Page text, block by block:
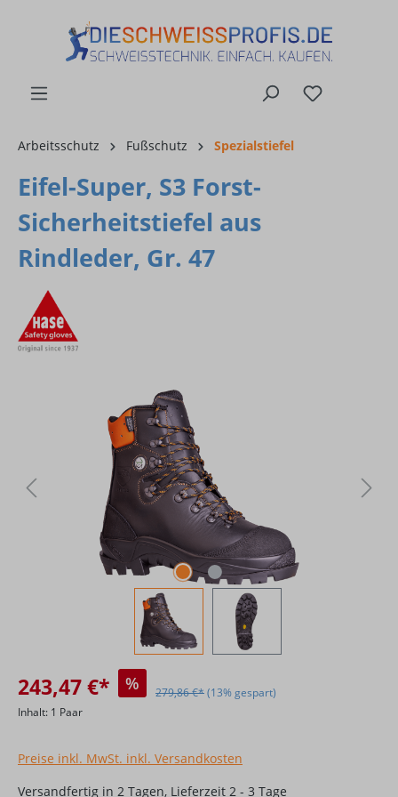
Arbeitsschutz Fußschutz Spezialstiefel
Eifel-Super, S3 Forst-
Sicherheitstiefel aus
Rindleder, Gr. 47
Bildergalerie überspringen
243,47 €* % 279,86 €*(13% gespart)
Inhalt: 1 Paar
Preise inkl. MwSt. inkl. Versandkosten
Versandfertig in 2 Tagen, Lieferzeit 2 - 3 Tage